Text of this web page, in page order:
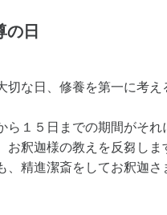
の日
切な日、修養を第一に考え
１５日までの期間がそれ
釈迦様の教えを反芻しま
、精進潔斎をしてお釈迦さ